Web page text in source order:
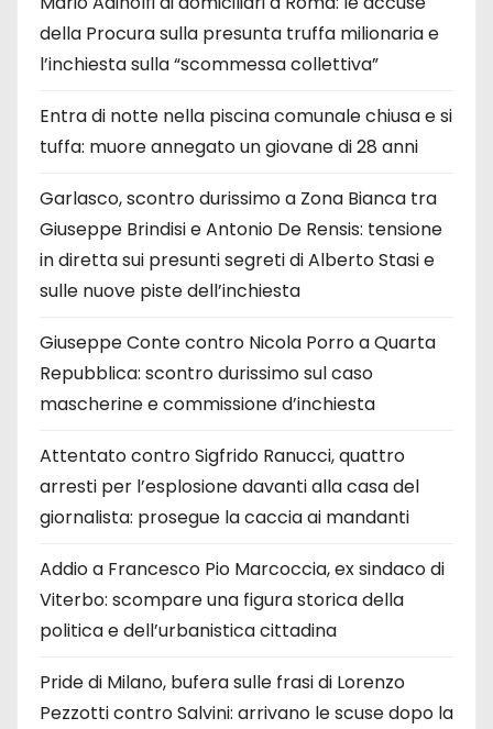
della Procura sulla presunta truffa milionaria e
l’inchiesta sulla “scommessa collettiva”
Entra di notte nella piscina comunale chiusa e si
tuffa: muore annegato un giovane di 28 anni
Garlasco, scontro durissimo a Zona Bianca tra
Giuseppe Brindisi e Antonio De Rensis: tensione
in diretta sui presunti segreti di Alberto Stasi e
sulle nuove piste dell’inchiesta
Giuseppe Conte contro Nicola Porro a Quarta
Repubblica: scontro durissimo sul caso
mascherine e commissione d’inchiesta
Attentato contro Sigfrido Ranucci, quattro
arresti per l’esplosione davanti alla casa del
giornalista: prosegue la caccia ai mandanti
Addio a Francesco Pio Marcoccia, ex sindaco di
Viterbo: scompare una figura storica della
politica e dell’urbanistica cittadina
Pride di Milano, bufera sulle frasi di Lorenzo
Pezzotti contro Salvini: arrivano le scuse dopo la